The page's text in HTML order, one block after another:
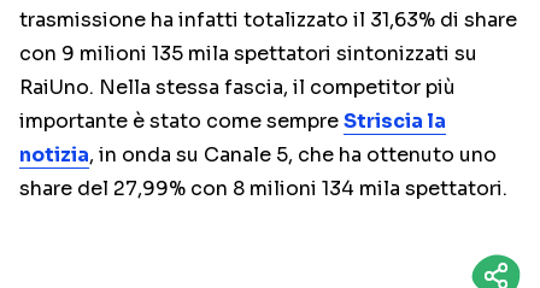
trasmissione ha infatti totalizzato il 31,63% di share
con 9 milioni 135 mila spettatori sintonizzati su
RaiUno. Nella stessa fascia, il competitor più
importante è stato come sempreStriscia la
notizia, in onda su Canale 5, che ha ottenuto uno
share del 27,99% con 8 milioni 134 mila spettatori.